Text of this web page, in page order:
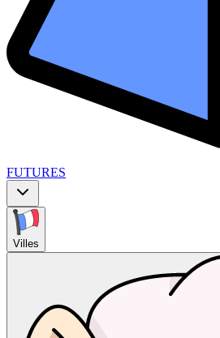
FUTURES
Villes